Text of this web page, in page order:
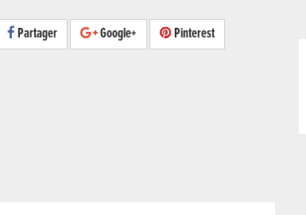
Partager Google+ Pinterest